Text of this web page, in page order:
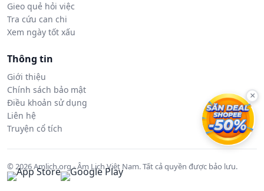
Gieo quẻ hỏi việc
Tra cứu can chi
Xem ngày tốt xấu
Thông tin
Giới thiệu
Chính sách bảo mật
Điều khoản sử dụng
Liên hệ
Truyện cổ tích
© 2026 Amlich.org - Âm Lịch Việt Nam. Tất cả quyền được bảo lưu.
×